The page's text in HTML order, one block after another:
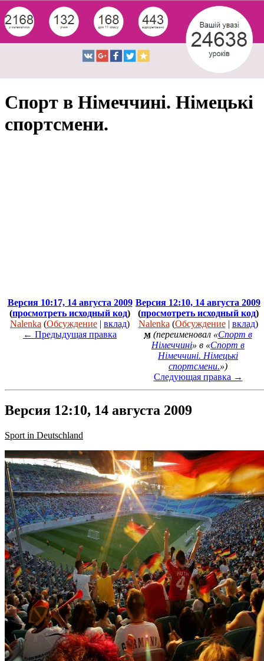
Спорт в Німеччині. Німецькі
спортсмени.
Версия 10:17, 14 августа 2009
(просмотреть исходный код)
Nalenka (Обсуждение | вклад)
← Предыдущая правка
Версия 12:10, 14 августа 2009
(просмотреть исходный код)
Nalenka (Обсуждение| вклад)
м (переименовал «Спорт в
Німеччині» в «Спорт в
Німеччині. Німецькі
спортсмени.»)
Следующая правка →
Версия 12:10, 14 августа 2009
Sport in Deutschland